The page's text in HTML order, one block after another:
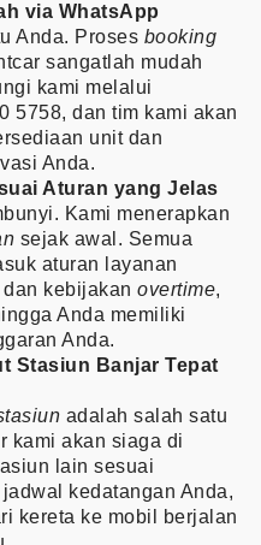
via WhatsApp
Anda. Proses booking
sangatlah mudah
kami melalui
5758, dan tim kami akan
unit dan
Anda.
Aturan yang Jelas
Kami menerapkan
sejak awal. Semua
aturan layanan
kebijakan overtime,
Anda memiliki
Anda.
Stasiun Banjar Tepat
adalah salah satu
kami akan siaga di
lain sesuai
kedatangan Anda,
kereta ke mobil berjalan